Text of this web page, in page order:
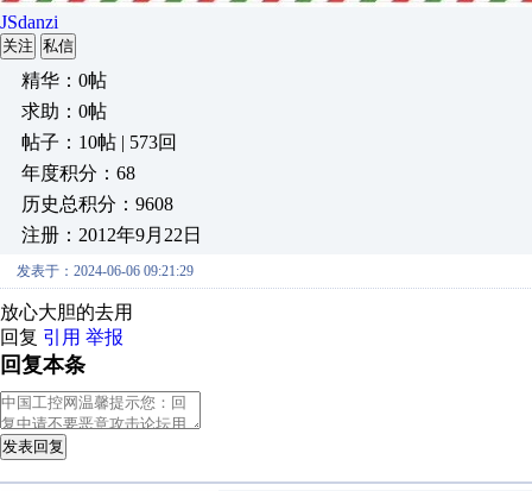
JSdanzi
关注 私信
精华：0帖
求助：0帖
帖子：10帖 | 573回
年度积分：68
历史总积分：9608
注册：2012年9月22日
发表于：2024-06-06 09:21:29
放心大胆的去用
回复 引用 举报
回复本条
发表回复